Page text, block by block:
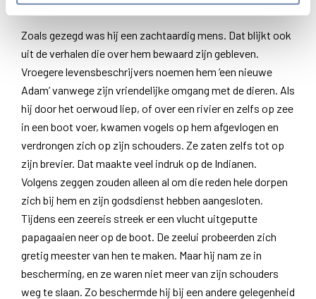
Een nieuwe Adam
Zoals gezegd was hij een zachtaardig mens. Dat blijkt ook
uit de verhalen die over hem bewaard zijn gebleven.
Vroegere levensbeschrijvers noemen hem ‘een nieuwe
Adam’ vanwege zijn vriendelijke omgang met de dieren. Als
hij door het oerwoud liep, of over een rivier en zelfs op zee
in een boot voer, kwamen vogels op hem afgevlogen en
verdrongen zich op zijn schouders. Ze zaten zelfs tot op
zijn brevier. Dat maakte veel indruk op de Indianen.
Volgens zeggen zouden alleen al om die reden hele dorpen
zich bij hem en zijn godsdienst hebben aangesloten.
Tijdens een zeereis streek er een vlucht uitgeputte
papagaaien neer op de boot. De zeelui probeerden zich
gretig meester van hen te maken. Maar hij nam ze in
bescherming, en ze waren niet meer van zijn schouders
weg te slaan. Zo beschermde hij bij een andere gelegenheid